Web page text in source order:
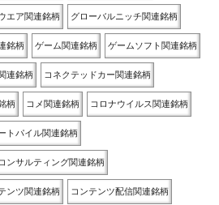
エア関連銘柄 グローバルニッチ関連銘柄
銘柄 ゲーム関連銘柄 ゲームソフト関連銘柄
連銘柄 コネクテッドカー関連銘柄
柄 コメ関連銘柄 コロナウイルス関連銘柄
トパイル関連銘柄
コンサルティング関連銘柄
ンツ関連銘柄 コンテンツ配信関連銘柄